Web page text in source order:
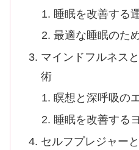
睡眠を改善する
最適な睡眠のた
マインドフルネス
術
瞑想と深呼吸の
睡眠を改善する
セルフプレジャー